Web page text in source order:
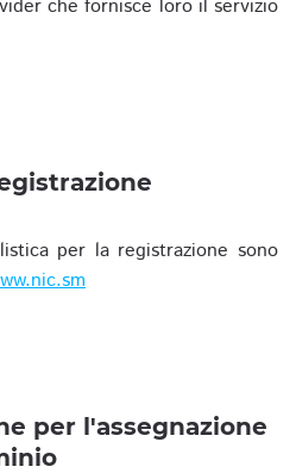
che fornisce loro il servizio
per la registrazione sono
per l'assegnazione